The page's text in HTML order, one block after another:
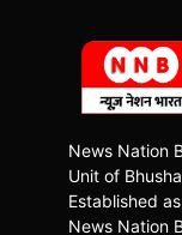
News Nation
Unit of
Established
News Nation